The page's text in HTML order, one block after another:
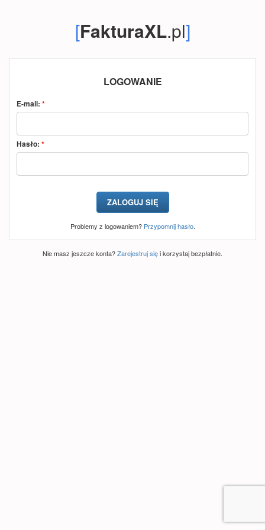
[FakturaXL.pl]
LOGOWANIE
E-mail: *
Hasło: *
Problemy z logowaniem? Przypomnij hasło.
Nie masz jeszcze konta?Zarejestruj sięi korzystaj bezpłatnie.